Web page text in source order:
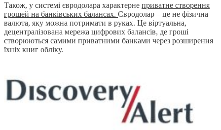
Також, у системі євродолара характерне приватне створення
грошей на банківських балансах. Євродолар – це не фізична
валюта, яку можна потримати в руках. Це віртуальна,
децентралізована мережа цифрових балансів, де гроші
створюються самими приватними банками через розширення
їхніх книг обліку.